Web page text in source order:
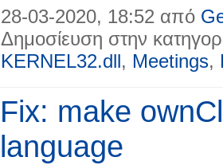
28-03-2020, 18:52 από
Δημοσίευση στην
KERNEL32.dll, Meetings,
Fix: make
language